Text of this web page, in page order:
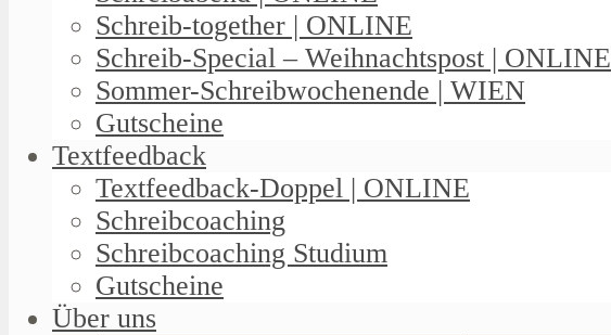
Schreib-together | ONLINE
Schreib-Special – Weihnachtspost | ONLINE
Sommer-Schreibwochenende | WIEN
Gutscheine
Textfeedback
Textfeedback-Doppel | ONLINE
Schreibcoaching
Schreibcoaching Studium
Gutscheine
Über uns